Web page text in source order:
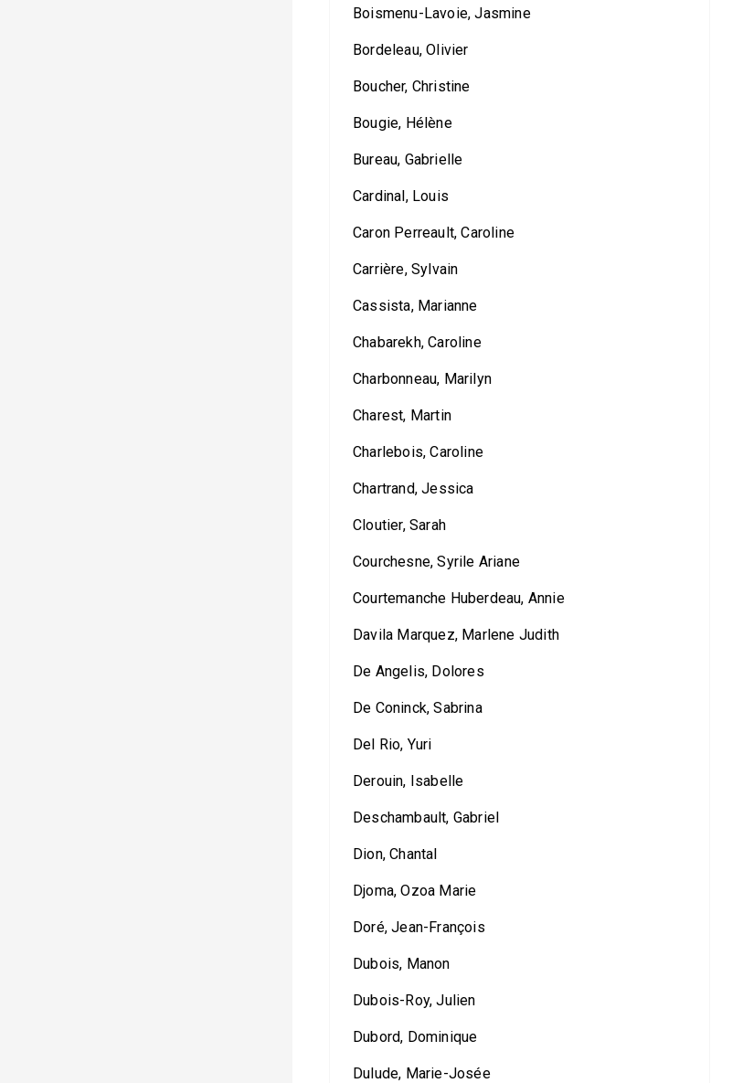
Boismenu-Lavoie, Jasmine
Bordeleau, Olivier
Boucher, Christine
Bougie, Hélène
Bureau, Gabrielle
Cardinal, Louis
Caron Perreault, Caroline
Carrière, Sylvain
Cassista, Marianne
Chabarekh, Caroline
Charbonneau, Marilyn
Charest, Martin
Charlebois, Caroline
Chartrand, Jessica
Cloutier, Sarah
Courchesne, Syrile Ariane
Courtemanche Huberdeau, Annie
Davila Marquez, Marlene Judith
De Angelis, Dolores
De Coninck, Sabrina
Del Rio, Yuri
Derouin, Isabelle
Deschambault, Gabriel
Dion, Chantal
Djoma, Ozoa Marie
Doré, Jean-François
Dubois, Manon
Dubois-Roy, Julien
Dubord, Dominique
Dulude, Marie-Josée